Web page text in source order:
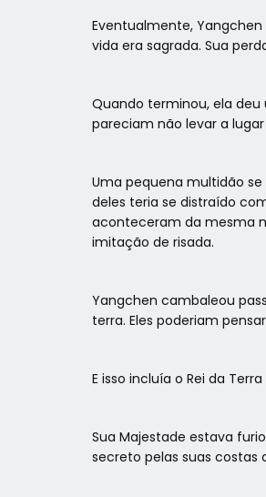
Eventualmente,
vida era sagrada. Sua
Quando terminou, ela
pareciam não levar a
Uma pequena multidão
deles teria se distraído
aconteceram da mesma
imitação de risada.
Yangchen cambaleou
terra. Eles poderiam
E isso incluía o Rei da
Sua Majestade estava
secreto pelas suas costas